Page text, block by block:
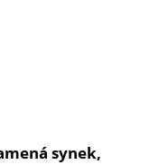
synek,